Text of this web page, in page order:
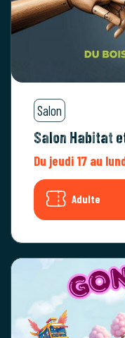
Salon
Salon Habitat
Du jeudi 17 au
Adulte